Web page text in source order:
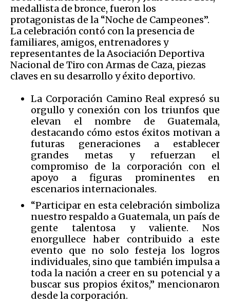
medallista de bronce, fueron los
protagonistas de la “Noche de Campeones”.
La celebración contó con la presencia de
familiares, amigos, entrenadores y
representantes de la Asociación Deportiva
Nacional de Tiro con Armas de Caza, piezas
claves en su desarrollo y éxito deportivo.
La Corporación Camino Real expresó su
orgullo y conexión con los triunfos que
elevan el nombre de Guatemala,
destacando cómo estos éxitos motivan a
futuras generaciones a establecer
grandes metas y refuerzan el
compromiso de la corporación con el
apoyo a figuras prominentes en
escenarios internacionales.
“Participar en esta celebración simboliza
nuestro respaldo a Guatemala, un país de
gente talentosa y valiente. Nos
enorgullece haber contribuido a este
evento que no solo festeja los logros
individuales, sino que también impulsa a
toda la nación a creer en su potencial y a
buscar sus propios éxitos,” mencionaron
desde la corporación.